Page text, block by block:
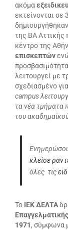
ακόμα
εκτείνονται σε
της ΒΑ Αττικής
κέντρο της
επισκεπτών
λειτουργεί με
σχεδιασμένο για
campus
τα νέα τμήματα
του
κλείσε
όλες τις
Το ΙΕΚ ΔΕΛΤΑ
1971, σύμφωνα